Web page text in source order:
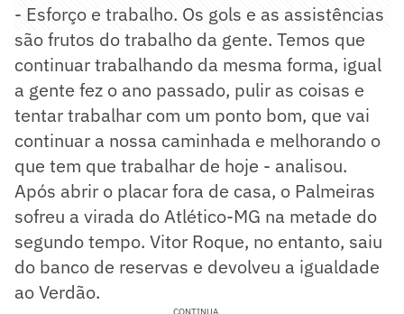
- Esforço e trabalho. Os gols e as assistências
são frutos do trabalho da gente. Temos que
continuar trabalhando da mesma forma, igual
a gente fez o ano passado, pulir as coisas e
tentar trabalhar com um ponto bom, que vai
continuar a nossa caminhada e melhorando o
que tem que trabalhar de hoje - analisou.
Após abrir o placar fora de casa, o Palmeiras
sofreu a virada do Atlético-MG na metade do
segundo tempo. Vitor Roque, no entanto, saiu
do banco de reservas e devolveu a igualdade
ao Verdão.
CONTINUA